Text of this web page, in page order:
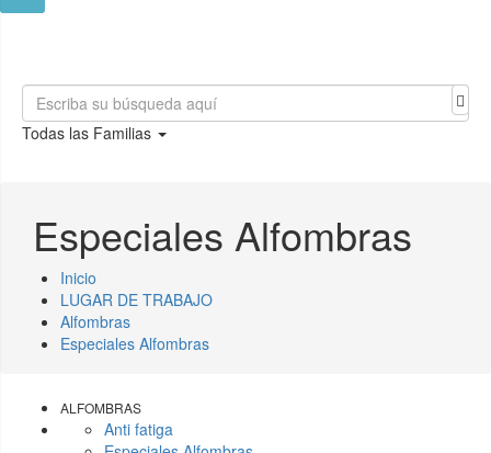
Todas las Familias
Especiales Alfombras
Inicio
LUGAR DE TRABAJO
Alfombras
Especiales Alfombras
ALFOMBRAS
Anti fatiga